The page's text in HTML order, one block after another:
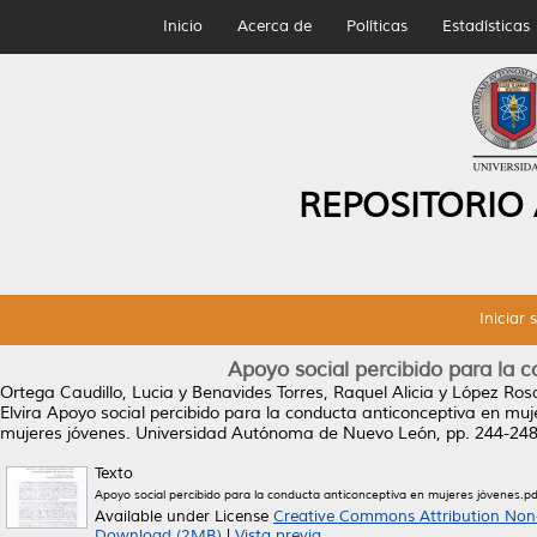
Inicio Acerca de Políticas Estadísticas
Iniciar
Apoyo social percibido para la
Ortega Caudillo, Lucia y Benavides Torres, Raquel Alicia y López
Elvira Apoyo social percibido para la conducta anticonceptiva en
mujeres jóvenes. Universidad Autónoma de Nuevo León, pp. 244-
Texto
Apoyo social percibido para la conducta anticonceptiva en mujeres
Available under License Creative Commons Attribution